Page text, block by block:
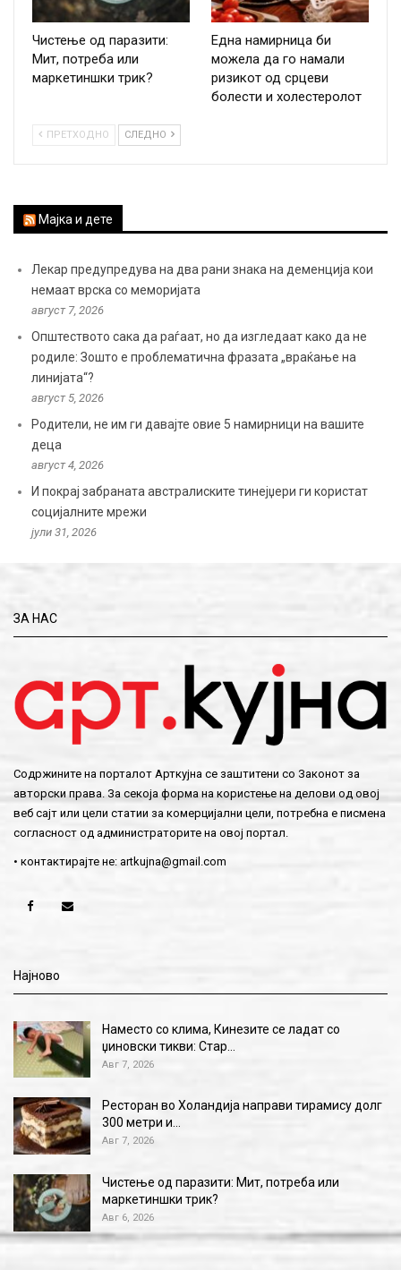
Чистење од паразити:
Мит, потреба или
маркетиншки трик?
Една намирница би
можела да го намали
ризикот од срцеви
болести и холестеролот
ПРЕТХОДНО СЛЕДНО
Мајка и дете
Лекар предупредува на два рани знака на деменција кои
немаат врска со меморијата
август 7, 2026
Општеството сака да раѓаат, но да изгледаат како да не
родиле: Зошто е проблематична фразата „враќање на
линијата“?
август 5, 2026
Родители, не им ги давајте овие 5 намирници на вашите
деца
август 4, 2026
И покрај забраната австралиските тинејџери ги користат
социјалните мрежи
јули 31, 2026
ЗА НАС
Содржините на порталот Арткујна се заштитени со Законот за
авторски права. За секоја форма на користење на делови од овој
веб сајт или цели статии за комерцијални цели, потребна е писмена
согласност од администраторите на овој портал.
• контактирајте не: artkujna@gmail.com
Најново
Наместо со клима, Кинезите се ладат со
џиновски тикви: Стар…
Авг 7, 2026
Ресторан во Холандија направи тирамису долг
300 метри и…
Авг 7, 2026
Чистење од паразити: Мит, потреба или
маркетиншки трик?
Авг 6, 2026